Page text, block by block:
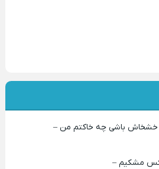
خشخاش باشی چه خاکتم من –
مشکیم –